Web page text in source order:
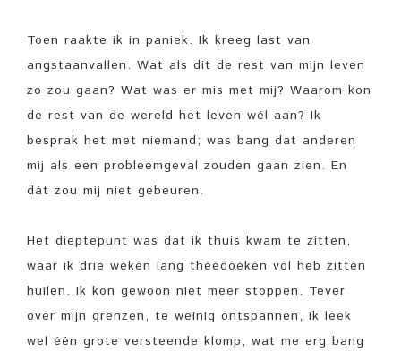
Toen raakte ik in paniek. Ik kreeg last van
angstaanvallen. Wat als dit de rest van mijn leven
zo zou gaan? Wat was er mis met mij? Waarom kon
de rest van de wereld het leven wél aan? Ik
besprak het met niemand; was bang dat anderen
mij als een probleemgeval zouden gaan zien. En
dát zou mij niet gebeuren.
Het dieptepunt was dat ik thuis kwam te zitten,
waar ik drie weken lang theedoeken vol heb zitten
huilen. Ik kon gewoon niet meer stoppen. Tever
over mijn grenzen, te weinig ontspannen, ik leek
wel één grote versteende klomp, wat me erg bang